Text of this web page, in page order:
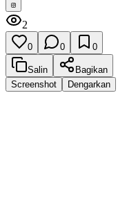
2
0 0 0
Salin
Bagikan
Screenshot
Dengarkan